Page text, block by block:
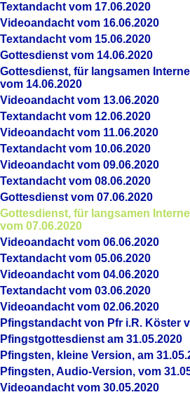
Textandacht vom 17.06.2020
Videoandacht vom 16.06.2020
Textandacht vom 15.06.2020
Gottesdienst vom 14.06.2020
Gottesdienst, für langsamen
vom 14.06.2020
Videoandacht vom 13.06.2020
Textandacht vom 12.06.2020
Videoandacht vom 11.06.2020
Textandacht vom 10.06.2020
Videoandacht vom 09.06.2020
Textandacht vom 08.06.2020
Gottesdienst vom 07.06.2020
Gottesdienst, für langsamen
vom 07.06.2020
Videoandacht vom 06.06.2020
Textandacht vom 05.06.2020
Videoandacht vom 04.06.2020
Textandacht vom 03.06.2020
Videoandacht vom 02.06.2020
Pfingstandacht von Pfr i.R. Köster
Pfingstgottesdienst am 31.05.2020
Pfingsten, kleine Version, am
Pfingsten, Audio-Version, vom
Videoandacht vom 30.05.2020